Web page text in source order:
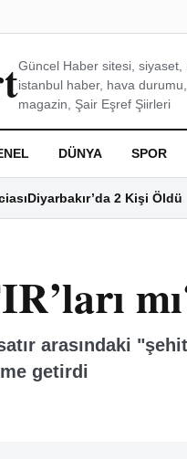
Güncel Haber sitesi,
istanbul haber, hava
magazin, Şair Eşref Şiirleri
DÜNYA SPOR
Diyarbakır’da 2 Kişi Öldü
arasındaki
getirdi